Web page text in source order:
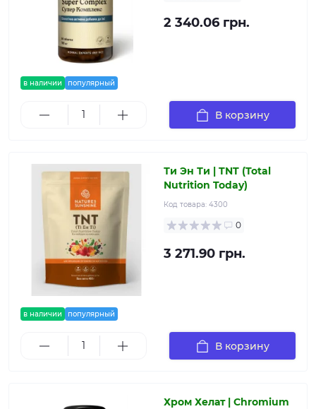
в наличии популярный
2 340.06 грн.
В корзину
в наличии популярный
Ти Эн Ти | TNT (Total
Nutrition Today)
Код товара: 4300
0
3 271.90 грн.
В корзину
Хром Хелат | Chromium